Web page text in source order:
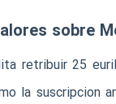
sobre
retribuir 25
la suscripcion